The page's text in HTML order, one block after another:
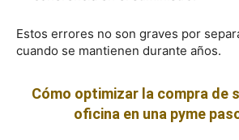
Estos errores no son graves por
cuando se mantienen durante años.
Cómo optimizar la compra de
oficina en una pyme